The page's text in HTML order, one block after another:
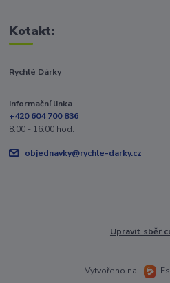
Kotakt:
Rychlé Dárky
Informační linka
+420 604 700 836
8:00 - 16:00 hod.
objednavky@rychle-darky.cz
Upravit sběr
Vytvořeno na